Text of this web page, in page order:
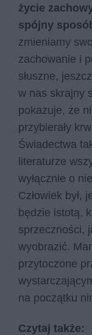
życie
spójny
zmieniamy
zachowanie i
słuszne,
w nas skrajny
pokazuje, że
przybierały
Świadectwa
literaturze
wyłącznie o
Człowiek był,
będzie istotą,
sprzeczności,
wyobrazić.
przytoczone
na początku
Czytaj także: